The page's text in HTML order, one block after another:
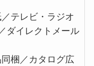
テレビ・ラジオ
ダイレクトメール
梱／カタログ広